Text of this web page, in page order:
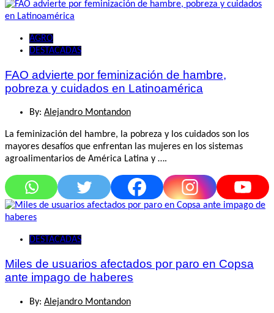
AGRO
DESTACADAS
FAO advierte por feminización de hambre,
pobreza y cuidados en Latinoamérica
By: Alejandro Montandon
La feminización del hambre, la pobreza y los cuidados son los
mayores desafíos que enfrentan las mujeres en los sistemas
agroalimentarios de América Latina y ….
DESTACADAS
Miles de usuarios afectados por paro en Copsa
ante impago de haberes
By: Alejandro Montandon